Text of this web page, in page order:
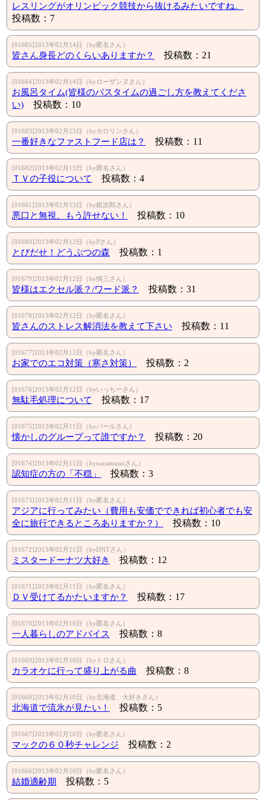
レスリングがオリンピック競技から抜けるみたいですね。
投稿数：7
[01685]2013年02月14日（by匿名さん）
皆さん身長どのくらいありますか？ 投稿数：21
[01684]2013年02月14日（byローザンヌさん）
お風呂タイム(皆様のバスタイムの過ごし方を教えてくださ
い) 投稿数：10
[01683]2013年02月13日（byカロリンさん）
一番好きなファストフード店は？ 投稿数：11
[01682]2013年02月13日（by匿名さん）
ＴＶの子役について 投稿数：4
[01681]2013年02月13日（by銀次郎さん）
悪口と無視、もう許せない！ 投稿数：10
[01680]2013年02月12日（byPさん）
とびだせ！どうぶつの森 投稿数：1
[01679]2013年02月12日（by慎三さん）
皆様はエクセル派？/ワード派？ 投稿数：31
[01678]2013年02月12日（by匿名さん）
皆さんのストレス解消法を教えて下さい 投稿数：11
[01677]2013年02月12日（by匿名さん）
お家でのエコ対策（寒さ対策） 投稿数：2
[01676]2013年02月12日（byいっちーさん）
無駄毛処理について 投稿数：17
[01675]2013年02月11日（byパールさん）
懐かしのグループって誰ですか？ 投稿数：20
[01674]2013年02月11日（bynanamamiさん）
認知症の方の「不穏」 投稿数：3
[01673]2013年02月11日（by匿名さん）
アジアに行ってみたい（費用も安価でできれば初心者でも安
全に旅行できるところありますか？）
投稿数：10
[01672]2013年02月11日（byDNTさん）
ミスタードーナツ大好き 投稿数：12
[01671]2013年02月11日（by匿名さん）
ＤＶ受けてるかたいますか？ 投稿数：17
[01670]2013年02月10日（by匿名さん）
一人暮らしのアドバイス 投稿数：8
[01669]2013年02月10日（byトロさん）
カラオケに行って盛り上がる曲 投稿数：8
[01668]2013年02月10日（by北海道、大好きさん）
北海道で流氷が見たい！ 投稿数：5
[01667]2013年02月10日（by匿名さん）
マックの６０秒チャレンジ 投稿数：2
[01666]2013年02月10日（by匿名さん）
結婚適齢期 投稿数：5